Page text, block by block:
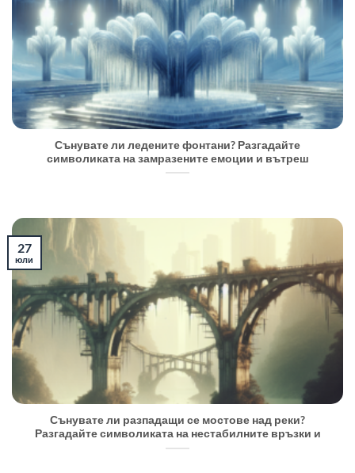
Сънувате ли ледените фонтани? Разгадайте
символиката на замразените емоции и вътреш
Сънувате ли разпадащи се мостове над реки?
Разгадайте символиката на нестабилните връзки и
27
юли